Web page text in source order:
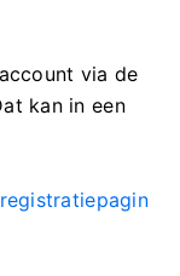
via de
kan in een
registratiepagin